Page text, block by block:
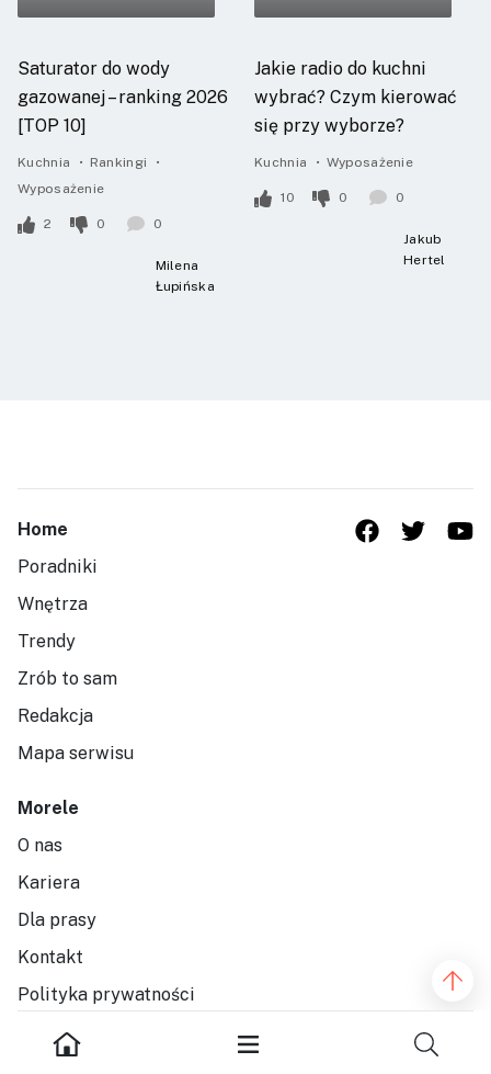
Saturator do wody
gazowanej – ranking 2026
[TOP 10]
Kuchnia
Rankingi
Wyposażenie
2 0 0
Milena
Łupińska
Jakie radio do kuchni
wybrać? Czym kierować
się przy wyborze?
Kuchnia Wyposażenie
10 0 0
Jakub
Hertel
Home
Poradniki
Wnętrza
Trendy
Zrób to sam
Redakcja
Mapa serwisu
Morele
O nas
Kariera
Dla prasy
Kontakt
Polityka prywatności